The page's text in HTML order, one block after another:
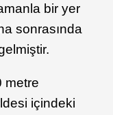
bir yer
sonrasında
metre
içindeki